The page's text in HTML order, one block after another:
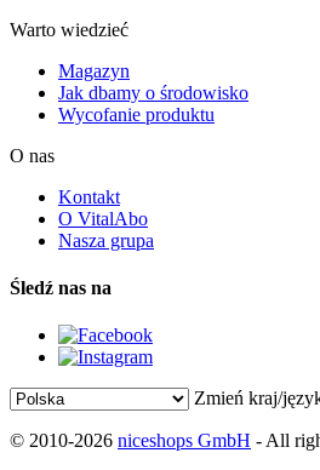
Warto wiedzieć
Magazyn
Jak dbamy o środowisko
Wycofanie produktu
O nas
Kontakt
O VitalAbo
Nasza grupa
Śledź nas na
Zmień kraj/
© 2010-2026 niceshops GmbH - All